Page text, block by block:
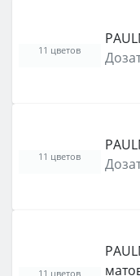
11 цветов
11 цветов
11 цветов